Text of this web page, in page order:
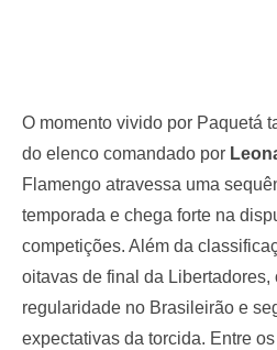
O momento vivido por Paquetá
do elenco comandado por
Flamengo atravessa uma
temporada e chega forte na
competições. Além da
oitavas de final da Libertadores,
regularidade no Brasileirão e
expectativas da torcida. Entre